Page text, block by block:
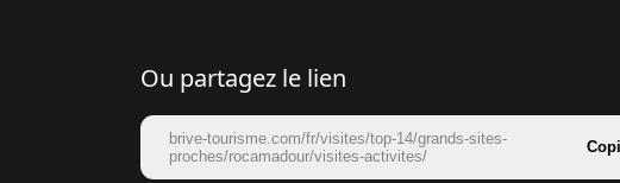
Ou partagez le lien
brive-tourisme.com/fr/visites/top-14/grands-sites-
proches/rocamadour/visites-activites/